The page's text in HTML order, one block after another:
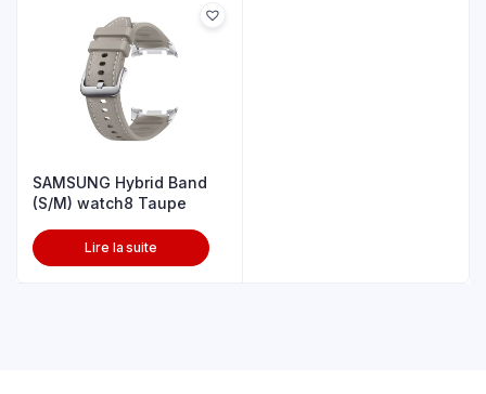
SAMSUNG Hybrid Band
(S/M) watch8 Taupe
Lire la suite